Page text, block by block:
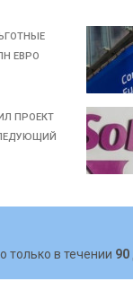
ЕВРО
ПРОЕКТ
только в течении 90